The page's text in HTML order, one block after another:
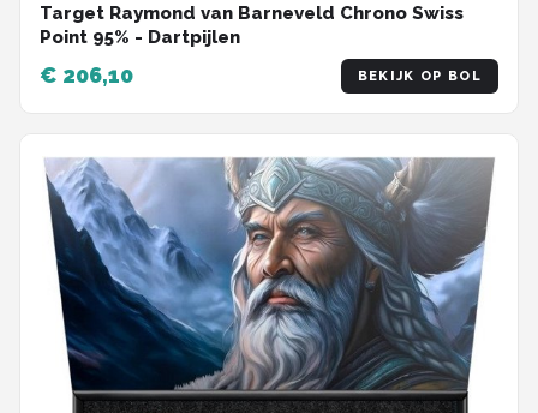
Target Raymond van Barneveld Chrono Swiss
Point 95% - Dartpijlen
€ 206,10 BEKIJK OP BOL